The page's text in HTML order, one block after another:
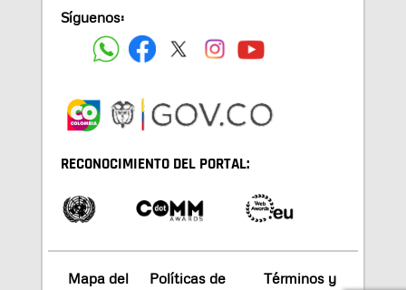
Síguenos:
RECONOCIMIENTO DEL PORTAL:
Mapa del
Políticas de
Términos y